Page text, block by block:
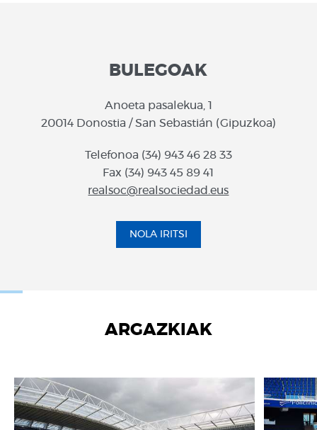
BULEGOAK
Anoeta pasalekua, 1
20014 Donostia / San Sebastián (Gipuzkoa)
Telefonoa (34) 943 46 28 33
Fax (34) 943 45 89 41
realsoc@realsociedad.eus
NOLA IRITSI
ARGAZKIAK